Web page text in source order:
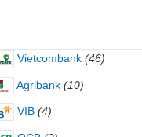
Vietcombank (46)
Agribank (10)
VIB (4)